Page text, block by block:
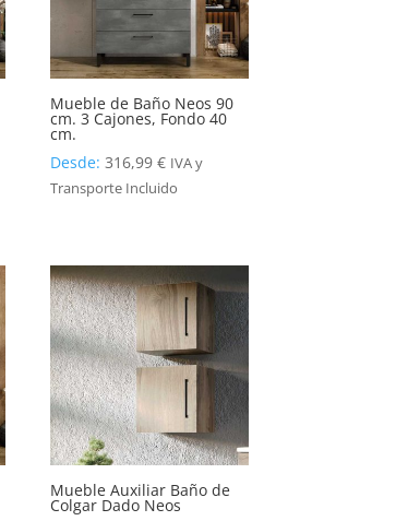
Mueble de Baño Neos 90
cm. 3 Cajones, Fondo 40
cm.
Desde: 316,99 € IVA y
Transporte Incluido
Mueble Auxiliar Baño de
Colgar Dado Neos